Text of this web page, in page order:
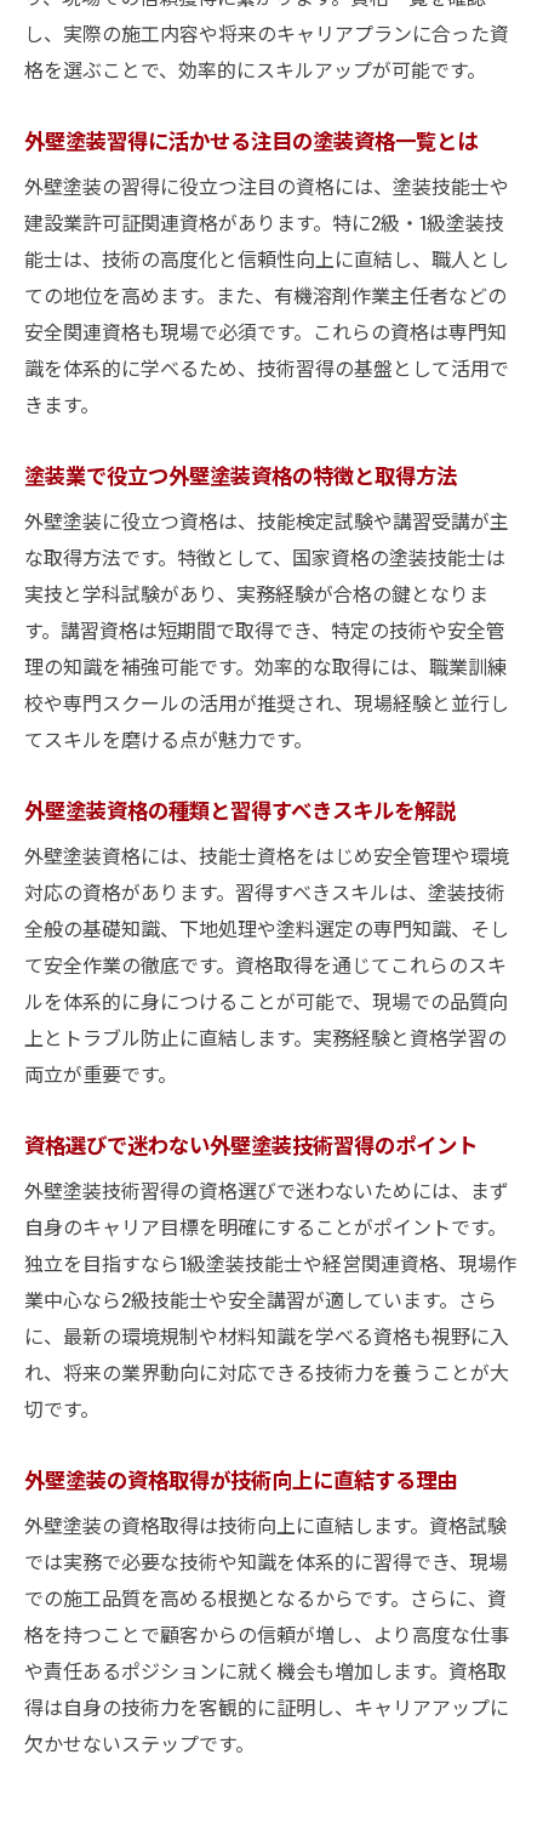
講習で身につく外壁塗装の実践知識とは
外壁塗装資格講習で学べる現場ノウハウの
塗装資格講習が外壁塗装技術の習得に役立
つ理由
外壁塗装の資格講習で実践力を高める学習
法
外壁塗装資格講習で得られる最新トレンド
と知識
実践的な外壁塗装技術を資格講習で身につ
底解説
外壁塗装の資格取得後に描くキャリアアップ戦
略
外壁塗装資格取得後のキャリア形成のポイ
ント
外壁塗装資格を活かした長期的なキャリア
戦略
資格取得後に外壁塗装業界で成功するコツ
外壁塗装資格が収入アップや転職に有効な
外壁塗装資格取得後の独立や事業拡大のス
テップ
外壁塗装資格を活かす働き方や将来展望を
紹介
し、実際の施工内容や将来のキャリアプランに合った資
格を選ぶことで、効率的にスキルアップが可能です。
外壁塗装習得に活かせる注目の塗装資格一覧とは
外壁塗装の習得に役立つ注目の資格には、塗装技能士や
建設業許可証関連資格があります。特に2級・1級塗装技
能士は、技術の高度化と信頼性向上に直結し、職人とし
ての地位を高めます。また、有機溶剤作業主任者などの
安全関連資格も現場で必須です。これらの資格は専門知
識を体系的に学べるため、技術習得の基盤として活用で
きます。
塗装業で役立つ外壁塗装資格の特徴と取得方法
外壁塗装に役立つ資格は、技能検定試験や講習受講が主
な取得方法です。特徴として、国家資格の塗装技能士は
実技と学科試験があり、実務経験が合格の鍵となりま
す。講習資格は短期間で取得でき、特定の技術や安全管
理の知識を補強可能です。効率的な取得には、職業訓練
校や専門スクールの活用が推奨され、現場経験と並行し
てスキルを磨ける点が魅力です。
外壁塗装資格の種類と習得すべきスキルを解説
外壁塗装資格には、技能士資格をはじめ安全管理や環境
対応の資格があります。習得すべきスキルは、塗装技術
全般の基礎知識、下地処理や塗料選定の専門知識、そし
て安全作業の徹底です。資格取得を通じてこれらのスキ
ルを体系的に身につけることが可能で、現場での品質向
上とトラブル防止に直結します。実務経験と資格学習の
両立が重要です。
資格選びで迷わない外壁塗装技術習得のポイント
外壁塗装技術習得の資格選びで迷わないためには、まず
自身のキャリア目標を明確にすることがポイントです。
独立を目指すなら1級塗装技能士や経営関連資格、現場作
業中心なら2級技能士や安全講習が適しています。さら
に、最新の環境規制や材料知識を学べる資格も視野に入
れ、将来の業界動向に対応できる技術力を養うことが大
切です。
外壁塗装の資格取得が技術向上に直結する理由
外壁塗装の資格取得は技術向上に直結します。資格試験
では実務で必要な技術や知識を体系的に習得でき、現場
での施工品質を高める根拠となるからです。さらに、資
格を持つことで顧客からの信頼が増し、より高度な仕事
や責任あるポジションに就く機会も増加します。資格取
得は自身の技術力を客観的に証明し、キャリアアップに
欠かせないステップです。